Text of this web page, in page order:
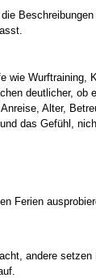
wie Wurftraining,
deutlicher, ob
Alter,
das Gefühl,
Ferien
andere